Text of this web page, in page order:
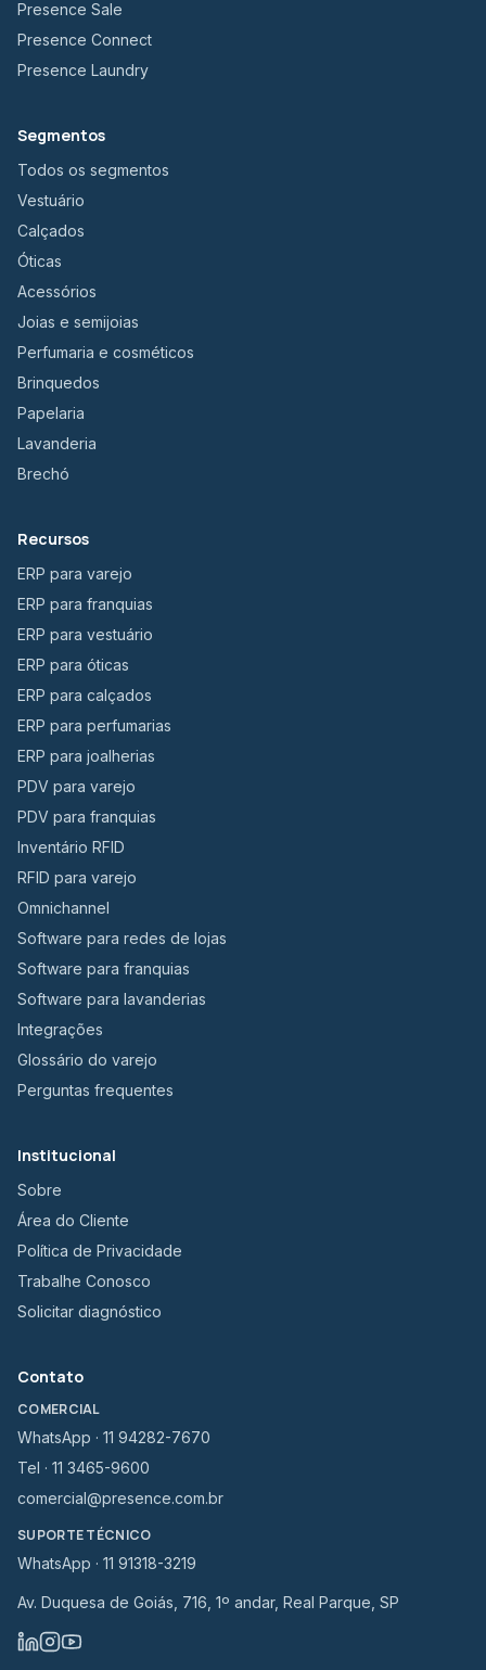
Presence Sale
Presence Connect
Presence Laundry
Segmentos
Todos os segmentos
Vestuário
Calçados
Óticas
Acessórios
Joias e semijoias
Perfumaria e cosméticos
Brinquedos
Papelaria
Lavanderia
Brechó
Recursos
ERP para varejo
ERP para franquias
ERP para vestuário
ERP para óticas
ERP para calçados
ERP para perfumarias
ERP para joalherias
PDV para varejo
PDV para franquias
Inventário RFID
RFID para varejo
Omnichannel
Software para redes de lojas
Software para franquias
Software para lavanderias
Integrações
Glossário do varejo
Perguntas frequentes
Institucional
Sobre
Área do Cliente
Política de Privacidade
Trabalhe Conosco
Solicitar diagnóstico
Contato
COMERCIAL
WhatsApp · 11 94282-7670
Tel · 11 3465-9600
comercial@presence.com.br
SUPORTE TÉCNICO
WhatsApp · 11 91318-3219
Av. Duquesa de Goiás, 716, 1º andar, Real Parque, SP